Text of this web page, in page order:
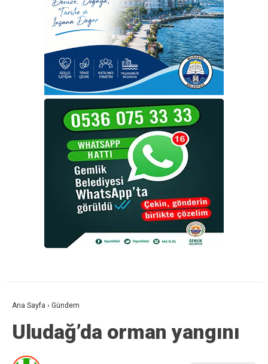
Ana Sayfa › Gündem
Uludağ’da orman yangını